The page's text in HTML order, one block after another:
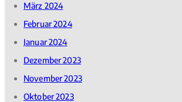
März 2024
Februar 2024
Januar 2024
Dezember 2023
November 2023
Oktober 2023